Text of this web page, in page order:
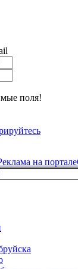
поля!
на портале